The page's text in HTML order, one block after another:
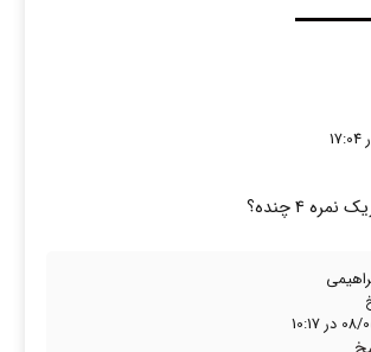
4 چنده؟
10:17